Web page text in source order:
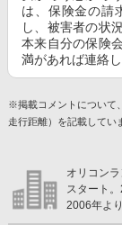
は、保険金の請
し、被害者の状
本来自分の保険
満があれば連絡
※掲載コメントについて
走行距離）を記載してい
オリコン
スタート
2006年よ